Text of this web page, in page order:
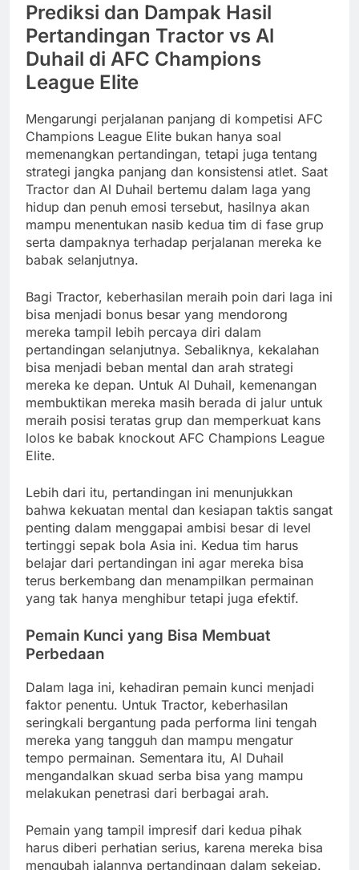
Prediksi dan Dampak Hasil
Pertandingan Tractor vs Al
Duhail di AFC Champions
League Elite
Mengarungi perjalanan panjang di kompetisi AFC
Champions League Elite bukan hanya soal
memenangkan pertandingan, tetapi juga tentang
strategi jangka panjang dan konsistensi atlet. Saat
Tractor dan Al Duhail bertemu dalam laga yang
hidup dan penuh emosi tersebut, hasilnya akan
mampu menentukan nasib kedua tim di fase grup
serta dampaknya terhadap perjalanan mereka ke
babak selanjutnya.
Bagi Tractor, keberhasilan meraih poin dari laga ini
bisa menjadi bonus besar yang mendorong
mereka tampil lebih percaya diri dalam
pertandingan selanjutnya. Sebaliknya, kekalahan
bisa menjadi beban mental dan arah strategi
mereka ke depan. Untuk Al Duhail, kemenangan
membuktikan mereka masih berada di jalur untuk
meraih posisi teratas grup dan memperkuat kans
lolos ke babak knockout AFC Champions League
Elite.
Lebih dari itu, pertandingan ini menunjukkan
bahwa kekuatan mental dan kesiapan taktis sangat
penting dalam menggapai ambisi besar di level
tertinggi sepak bola Asia ini. Kedua tim harus
belajar dari pertandingan ini agar mereka bisa
terus berkembang dan menampilkan permainan
yang tak hanya menghibur tetapi juga efektif.
Pemain Kunci yang Bisa Membuat
Perbedaan
Dalam laga ini, kehadiran pemain kunci menjadi
faktor penentu. Untuk Tractor, keberhasilan
seringkali bergantung pada performa lini tengah
mereka yang tangguh dan mampu mengatur
tempo permainan. Sementara itu, Al Duhail
mengandalkan skuad serba bisa yang mampu
melakukan penetrasi dari berbagai arah.
Pemain yang tampil impresif dari kedua pihak
harus diberi perhatian serius, karena mereka bisa
mengubah jalannya pertandingan dalam sekejap.